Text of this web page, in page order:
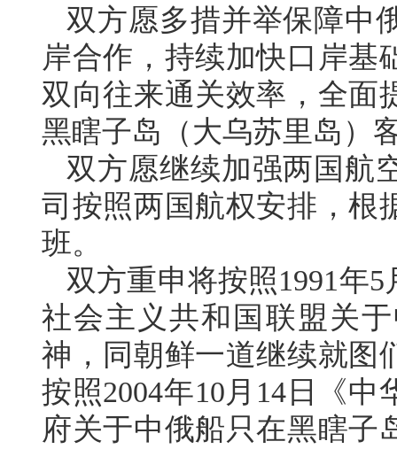
双方愿多措并举保障中
岸合作，持续加快口岸基
双向往来通关效率，全面
黑瞎子岛（大乌苏里岛）
双方愿继续加强两国航
司按照两国航权安排，根
班。
双方重申将按照1991年
社会主义共和国联盟关
神，同朝鲜一道继续就图
按照2004年10月14日《
府关于中俄船只在黑瞎子